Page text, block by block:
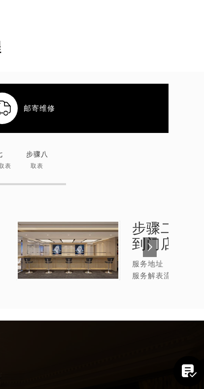
邮寄维修
表
步骤八
取表
步骤二：
到门店
服务地址
服务解表流程
